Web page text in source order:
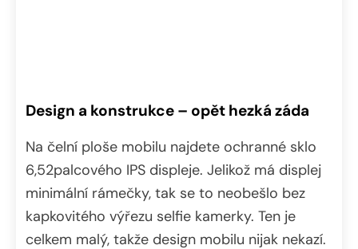
Design a konstrukce – opět hezká záda
Na čelní ploše mobilu najdete ochranné sklo
6,52palcového IPS displeje. Jelikož má displej
minimální rámečky, tak se to neobešlo bez
kapkovitého výřezu selfie kamerky. Ten je
celkem malý, takže design mobilu nijak nekazí.